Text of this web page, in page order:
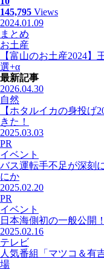
145,795 Views
2024.01.09
まとめ
お土産
【富山のお土産2024
選+α
最新記事
2026.04.30
自然
【ホタルイカの身投げ
きた！
2025.03.03
PR
イベント
バス運転手不足が深刻
にか
2025.02.20
PR
イベント
日本海側初の一般公開
2025.02.16
テレビ
人気番組「マツコ＆有
場